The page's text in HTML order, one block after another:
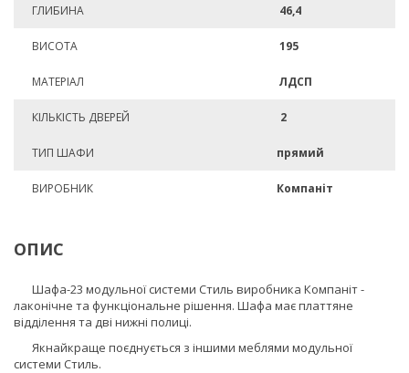
ГЛИБИНА 46,4
ВИСОТА 195
МАТЕРІАЛ ЛДСП
КІЛЬКІСТЬ ДВЕРЕЙ 2
ТИП ШАФИ прямий
ВИРОБНИК Компаніт
ОПИС
Шафа-23 модульної системи Стиль виробника Компаніт -
лаконічне та функціональне рішення. Шафа має платтяне
відділення та дві нижні полиці.
Якнайкраще поєднується з іншими меблями модульної
системи Стиль.